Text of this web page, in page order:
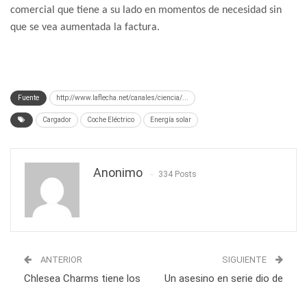
comercial que tiene a su lado en momentos de necesidad sin
que se vea aumentada la factura.
Fuente http://www.laflecha.net/canales/ciencia/...
Cargador Coche Eléctrico Energía solar
Anonimo 334 Posts
ANTERIOR
Chlesea Charms tiene los
SIGUIENTE
Un asesino en serie dio de